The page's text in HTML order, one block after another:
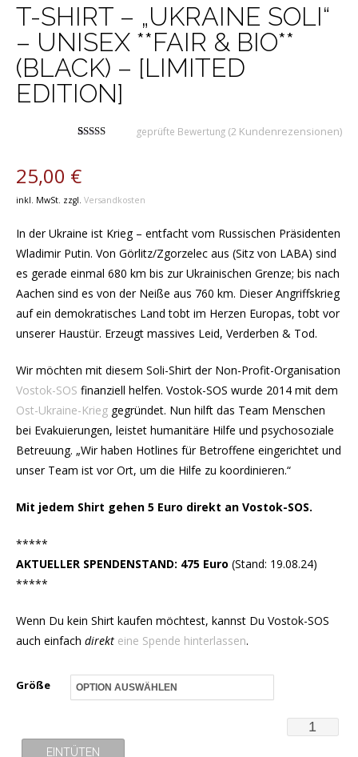
T-SHIRT – „UKRAINE SOLI“
– UNISEX **FAIR & BIO**
(BLACK) – [LIMITED
EDITION]
basierend
auf
geprüfte Bewertung (2 Kundenrezensionen)
25,00 €
inkl. MwSt. zzgl. Versandkosten
In der Ukraine ist Krieg – entfacht vom Russischen Präsidenten
Wladimir Putin. Von Görlitz/Zgorzelec aus (Sitz von LABA) sind
es gerade einmal 680 km bis zur Ukrainischen Grenze; bis nach
Aachen sind es von der Neiße aus 760 km. Dieser Angriffskrieg
auf ein demokratisches Land tobt im Herzen Europas, tobt vor
unserer Haustür. Erzeugt massives Leid, Verderben & Tod.
Wir möchten mit diesem Soli-Shirt der Non-Profit-Organisation
Vostok-SOS finanziell helfen. Vostok-SOS wurde 2014 mit dem
Ost-Ukraine-Krieg gegründet. Nun hilft das Team Menschen
bei Evakuierungen, leistet humanitäre Hilfe und psychosoziale
Betreuung. „Wir haben Hotlines für Betroffene eingerichtet und
unser Team ist vor Ort, um die Hilfe zu koordinieren.“
Mit jedem Shirt gehen 5 Euro direkt an Vostok-SOS.
*****
AKTUELLER SPENDENSTAND: 475 Euro (Stand: 19.08.24)
*****
Wenn Du kein Shirt kaufen möchtest, kannst Du Vostok-SOS
auch einfach direkt eine Spende hinterlassen.
Größe
T-
EINTÜTEN